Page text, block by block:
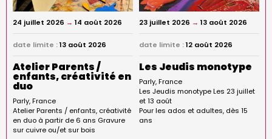
24 juillet 2026 → 14 août 2026
date limite :13 août 2026
Atelier Parents /
enfants, créativité en
duo
Parly France
Atelier Parents / enfants, créativité
en duo à partir de 6 ans Gravure
sur cuivre ou/et sur bois
23 juillet 2026 → 13 août 2026
date limite :12 août 2026
Les Jeudis monotype
Parly France
Les Jeudis monotype Les 23 juillet
et 13 août
Pour les ados et adultes, dès 15
ans